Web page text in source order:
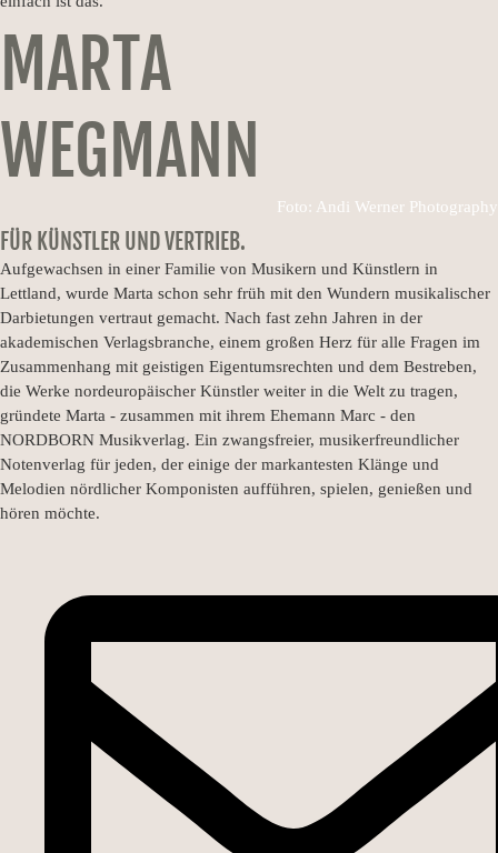
MARTA
WEGMANN
Foto: Andi Werner Photography
FÜR KÜNSTLER UND VERTRIEB.
Aufgewachsen in einer Familie von Musikern und Künstlern in
Lettland, wurde Marta schon sehr früh mit den Wundern musikalischer
Darbietungen vertraut gemacht. Nach fast zehn Jahren in der
akademischen Verlagsbranche, einem großen Herz für alle Fragen im
Zusammenhang mit geistigen Eigentumsrechten und dem Bestreben,
die Werke nordeuropäischer Künstler weiter in die Welt zu tragen,
gründete Marta - zusammen mit ihrem Ehemann Marc - den
NORDBORN Musikverlag. Ein zwangsfreier, musikerfreundlicher
Notenverlag für jeden, der einige der markantesten Klänge und
Melodien nördlicher Komponisten aufführen, spielen, genießen und
hören möchte.